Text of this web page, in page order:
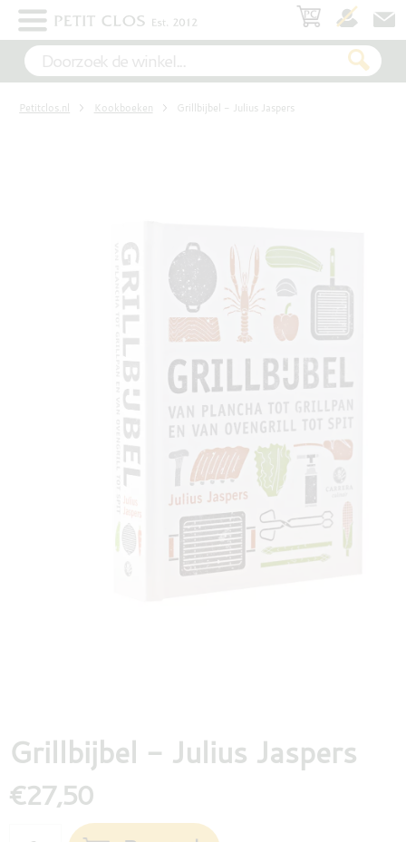
WIT
ROSÉ
MOUSSEREND
Petitclos.nl Kookboeken Grillbijbel - Julius Jaspers
Grillbijbel - Julius Jaspers
€27,50